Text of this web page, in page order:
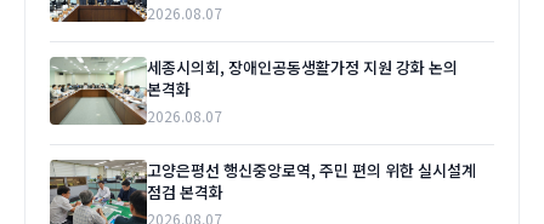
2026.08.07
세종시의회, 장애인공동생활가정 지원 강화 논의
본격화
2026.08.07
고양은평선 행신중앙로역, 주민 편의 위한 실시설계
점검 본격화
2026.08.07